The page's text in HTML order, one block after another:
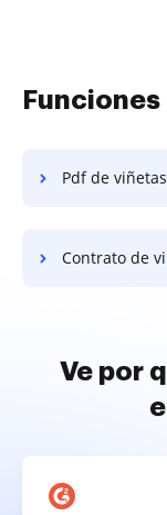
Pdf de
Contrato de
Ve por